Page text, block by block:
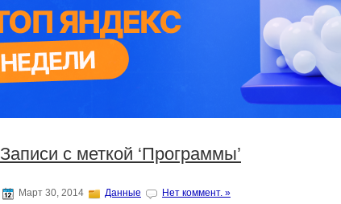
Записи с меткой ‘Программы’
Март 30, 2014 Данные Нет коммент. »